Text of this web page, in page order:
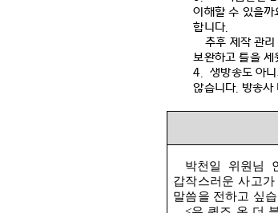
이해할 수 있을까
합니다.
추후 제작 관
보완하고 틀을
4.생방송도 아
않습니다. 방송사
박천일 위원님
갑작스러운 사고
말씀을 전하고 싶